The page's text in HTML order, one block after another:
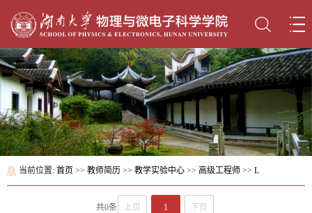
当前位置: 首页 >> 教师简历 >> 教学实验中心 >> 高级工程师 >> L
共0条 上页 1 下页